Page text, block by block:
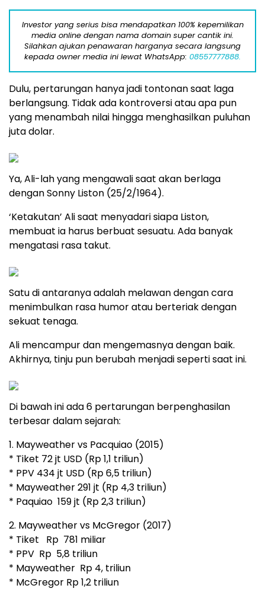
Investor yang serius bisa mendapatkan 100% kepemilikan
media online dengan nama domain super cantik ini.
Silahkan ajukan penawaran harganya secara langsung
kepada owner media ini lewat WhatsApp: 08557777888.
Dulu, pertarungan hanya jadi tontonan saat laga
berlangsung. Tidak ada kontroversi atau apa pun
yang menambah nilai hingga menghasilkan puluhan
juta dolar.
Ya, Ali-lah yang mengawali saat akan berlaga
dengan Sonny Liston (25/2/1964).
‘Ketakutan’ Ali saat menyadari siapa Liston,
membuat ia harus berbuat sesuatu. Ada banyak
mengatasi rasa takut.
Satu di antaranya adalah melawan dengan cara
menimbulkan rasa humor atau berteriak dengan
sekuat tenaga.
Ali mencampur dan mengemasnya dengan baik.
Akhirnya, tinju pun berubah menjadi seperti saat ini.
Di bawah ini ada 6 pertarungan berpenghasilan
terbesar dalam sejarah:
1. Mayweather vs Pacquiao (2015)
* Tiket 72 jt USD (Rp 1,1 triliun)
* PPV 434 jt USD (Rp 6,5 triliun)
* Mayweather 291 jt (Rp 4,3 triliun)
* Paquiao 159 jt (Rp 2,3 triliun)
2. Mayweather vs McGregor (2017)
* Tiket Rp 781 miliar
* PPV Rp 5,8 triliun
* Mayweather Rp 4, triliun
* McGregor Rp 1,2 triliun